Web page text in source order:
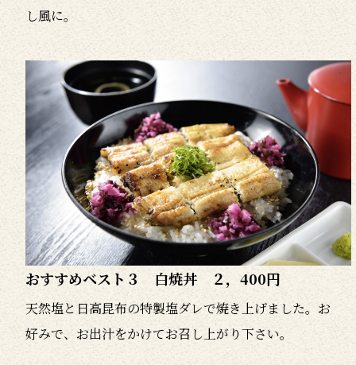
し風に。
おすすめベスト３ 白焼丼 ２，400円
天然塩と日高昆布の特製塩ダレで焼き上げました。お
好みで、お出汁をかけてお召し上がり下さい。